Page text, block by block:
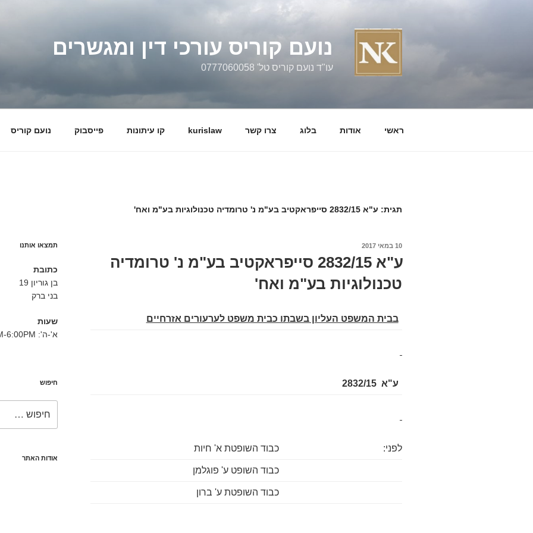
נועם קוריס עורכי דין ומגשרים
עו"ד נועם קוריס טל' 0777060058
ראשי אודות בלוג צרו קשר kurislaw קו עיתונות פייסבוק נועם קוריס
תגית: ע"א 2832/15 סייפראקטיב בע"מ נ' טרומדיה טכנולוגיות בע"מ ואח'
פורסם
10 במאי 2017
ע"א 2832/15 סייפראקטיב בע"מ נ' טרומדיה
טכנולוגיות בע"מ ואח'
בבית המשפט העליון בשבתו כבית משפט לערעורים אזרחיים
ע"א 2832/15
לפני: כבוד השופטת א' חיות
כבוד השופט ע' פוגלמן
כבוד השופטת ע' ברון
תמצאו אותנו
כתובת
בן גוריון 19
בני ברק
שעות
א'-ה': 8:30AM-6:00PM
חיפוש
אודות האתר